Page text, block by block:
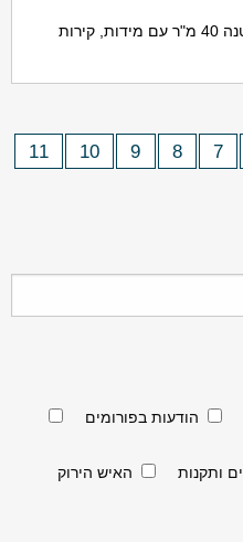
שרטוט דירה קטנה 40 מ"ר עם מידות, קירות
7
8
9
10
11
הודעות בפורומים
ותקנות האיש הירוק